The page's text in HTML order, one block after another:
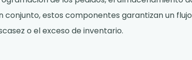
conjunto, estos componentes garantizan un
o el exceso de inventario.